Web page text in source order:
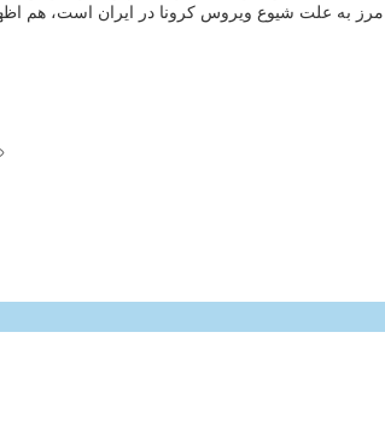
علت شیوع ویروس كرونا در ایران است، هم